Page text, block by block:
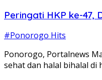
Peringati HKP ke-47,
#Ponorogo Hits
Ponorogo, Portalnews
sehat dan halal bihalal di